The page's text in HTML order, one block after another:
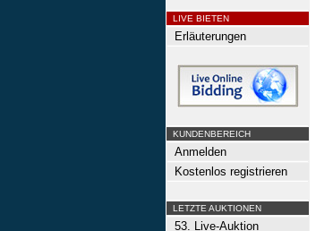
LIVE BIETEN
Erläuterungen
KUNDENBEREICH
Anmelden
Kostenlos registrieren
LETZTE AUKTIONEN
53. Live-Auktion